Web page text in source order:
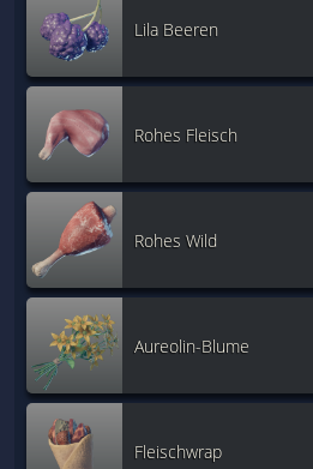
Lila Beeren
Rohes Fleisch
Rohes Wild
Aureolin-Blume
Fleischwrap